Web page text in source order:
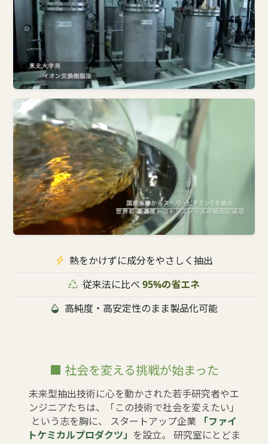
熱をかけずに成分をやさしく抽出
従来法に比べ 95%の省エネ
高純度・高安定性のまま製品化可能
■ 社会を変える挑戦が始まった
未来型抽出技術に心を動かされた若手研究者やエ
ンジニアたちは、「この技術で社会を変えたい」
という志を胸に、 スタートアップ企業
「ファイ
トケミカルプロダクツ」 を設立。 研究室にとどま